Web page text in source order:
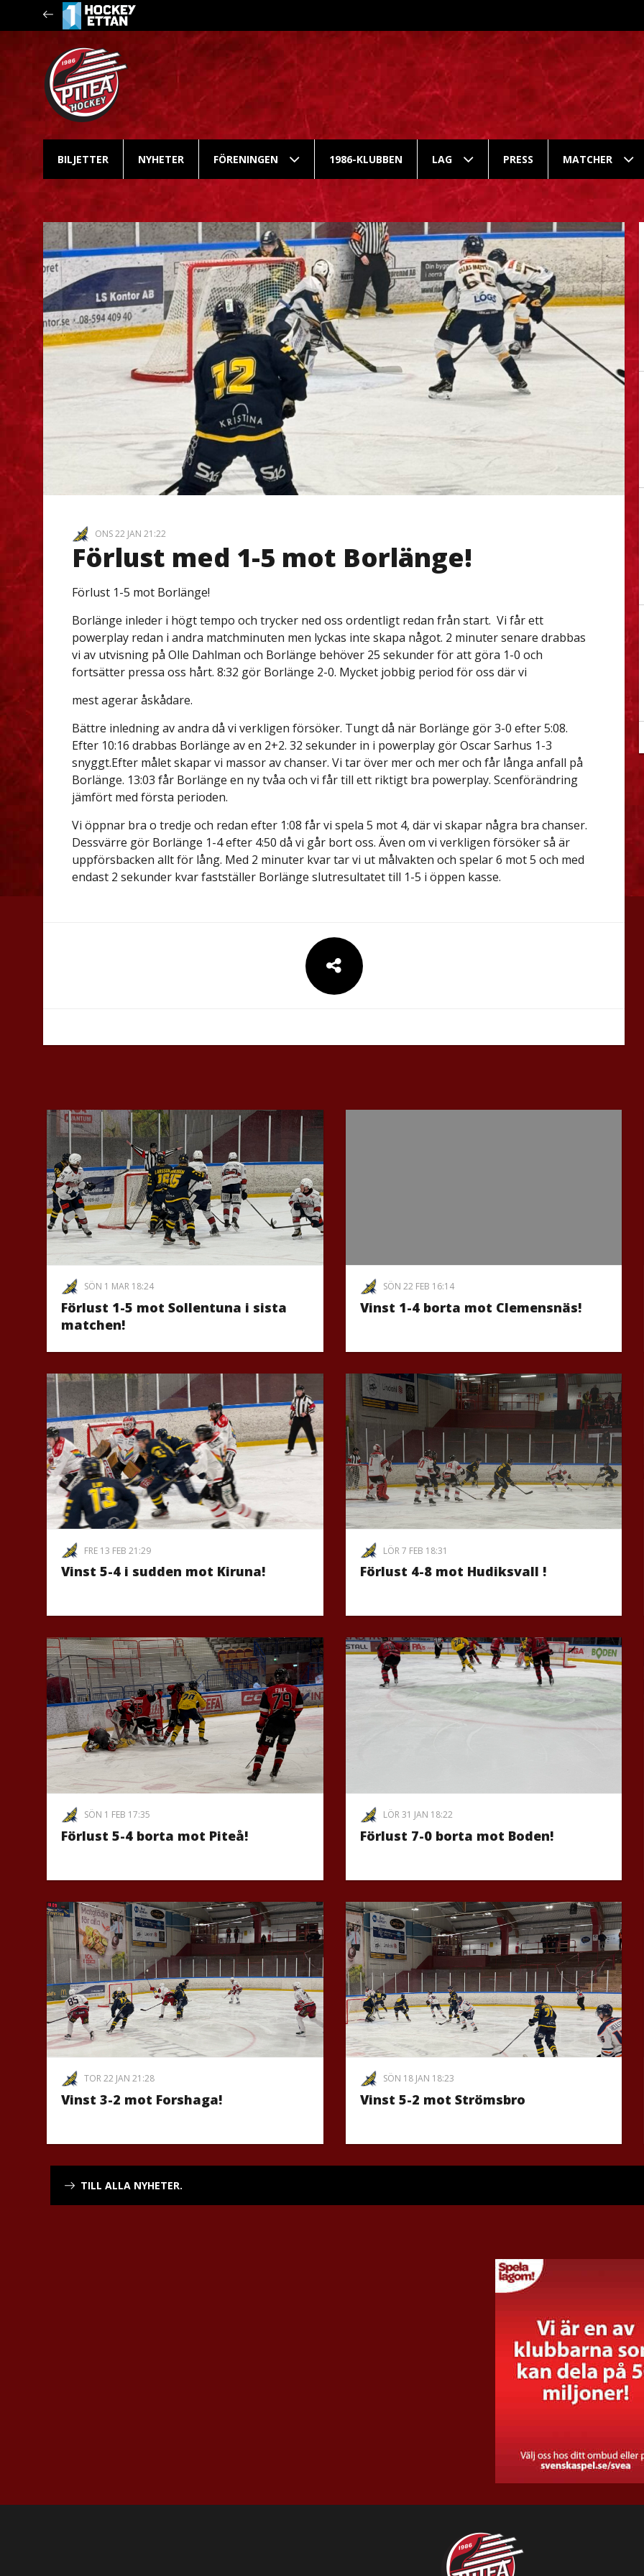
BILJETTER NYHETER FÖRENINGEN 1986-KLUBBEN LAG PRESS MATCHER
ONS 22 JAN 21:22
Förlust med 1-5 mot Borlänge!
Förlust 1-5 mot Borlänge!
Borlänge inleder i högt tempo och trycker ned oss ordentligt redan från start. Vi får ett
powerplay redan i andra matchminuten men lyckas inte skapa något. 2 minuter senare drabbas
vi av utvisning på Olle Dahlman och Borlänge behöver 25 sekunder för att göra 1-0 och
fortsätter pressa oss hårt. 8:32 gör Borlänge 2-0. Mycket jobbig period för oss där vi
mest agerar åskådare.
Bättre inledning av andra då vi verkligen försöker. Tungt då när Borlänge gör 3-0 efter 5:08.
Efter 10:16 drabbas Borlänge av en 2+2. 32 sekunder in i powerplay gör Oscar Sarhus 1-3
snyggt.Efter målet skapar vi massor av chanser. Vi tar över mer och mer och får långa anfall på
Borlänge. 13:03 får Borlänge en ny tvåa och vi får till ett riktigt bra powerplay. Scenförändring
jämfört med första perioden.
Vi öppnar bra o tredje och redan efter 1:08 får vi spela 5 mot 4, där vi skapar några bra chanser.
Dessvärre gör Borlänge 1-4 efter 4:50 då vi går bort oss. Även om vi verkligen försöker så är
uppförsbacken allt för lång. Med 2 minuter kvar tar vi ut målvakten och spelar 6 mot 5 och med
endast 2 sekunder kvar fastställer Borlänge slutresultatet till 1-5 i öppen kasse.
SÖN 1 MAR 18:24
Förlust 1-5 mot Sollentuna i sista
matchen!
SÖN 22 FEB 16:14
Vinst 1-4 borta mot Clemensnäs!
FRE 13 FEB 21:29
Vinst 5-4 i sudden mot Kiruna!
LÖR 7 FEB 18:31
Förlust 4-8 mot Hudiksvall !
SÖN 1 FEB 17:35
Förlust 5-4 borta mot Piteå!
LÖR 31 JAN 18:22
Förlust 7-0 borta mot Boden!
TOR 22 JAN 21:28
Vinst 3-2 mot Forshaga!
SÖN 18 JAN 18:23
Vinst 5-2 mot Strömsbro
TILL ALLA NYHETER.